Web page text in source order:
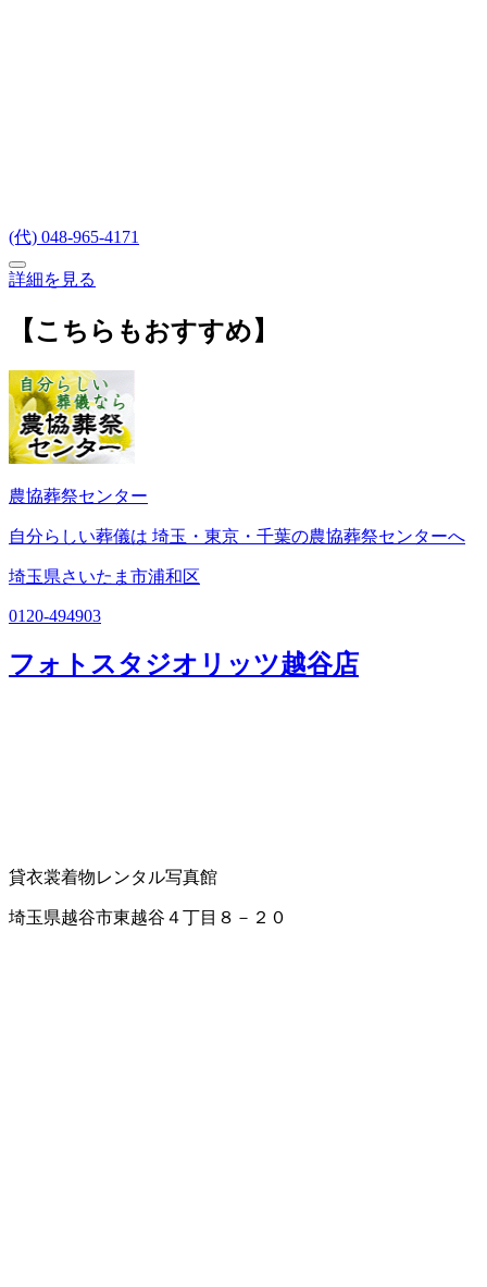
(代) 048-965-4171
詳細を見る
【こちらもおすすめ】
農協葬祭センター
自分らしい葬儀は 埼玉・東京・千葉の農協葬祭センターへ
埼玉県さいたま市浦和区
0120-494903
フォトスタジオリッツ越谷店
貸衣裳着物レンタル写真館
埼玉県越谷市東越谷４丁目８－２０